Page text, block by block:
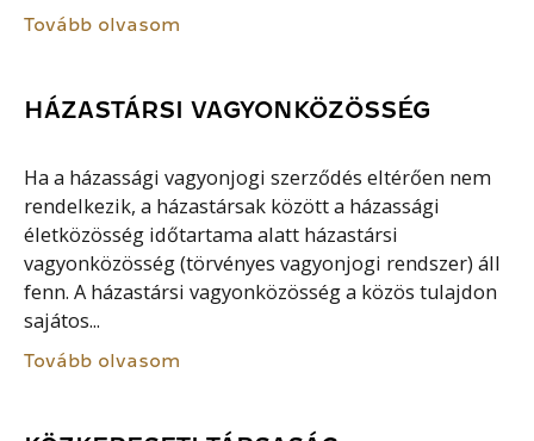
Tovább olvasom
HÁZASTÁRSI VAGYONKÖZÖSSÉG
Ha a házassági vagyonjogi szerződés eltérően nem
rendelkezik, a házastársak között a házassági
életközösség időtartama alatt házastársi
vagyonközösség (törvényes vagyonjogi rendszer) áll
fenn. A házastársi vagyonközösség a közös tulajdon
sajátos...
Tovább olvasom